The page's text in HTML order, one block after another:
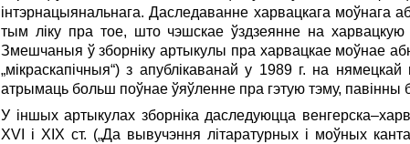
інтэрнацыянальнага. Даследаванне харвацкага моўнага
тым ліку пра тое, што чэшскае ўздзеянне на
Змешчаныя ў зборніку артыкулы пра харвацкае моўнае
„мікраскапічныя“) з апублікаванай у 1989 г. на
атрымаць больш поўнае ўяўленне пра гэтую тэму, павінны
У іншых артыкулах зборніка даследуюцца
XVI і XIX ст. („Да вывучэння літаратурных і моўных